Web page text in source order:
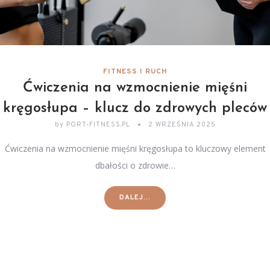
FITNESS I RUCH
Ćwiczenia na wzmocnienie mięśni
kręgosłupa – klucz do zdrowych pleców
by PORT-FITNESS.PL 2 WRZEŚNIA 2025
Ćwiczenia na wzmocnienie mięśni kręgosłupa to kluczowy element
dbałości o zdrowie…
DALEJ...